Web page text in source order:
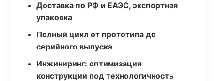
Доставка по РФ и ЕАЭС, экспортная
упаковка
Полный цикл от прототипа до
серийного выпуска
Инжиниринг: оптимизация
конструкции под технологичность